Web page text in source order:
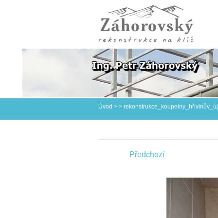
Úvod > >
Předchozí